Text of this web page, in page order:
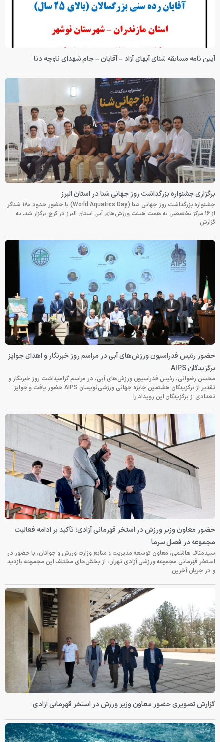
آیین نامه مسابقه شنای آبهای آزاد – آقایان – جام شهدای ناوچه دنا
برگزاری جشنواره بزرگداشت روز جهانی شنا در استان البرز
جشنواره بزرگداشت روز جهانی شنا (World Aquatics Day) با حضور حدود ۱۸۰ شناگر
از ۱۶ مرکز تخصصی به همت هیئت ورزش‌های آبی استان البرز در کرج برگزار شد. به
گزارش
حضور رئیس فدراسیون ورزش‌های آبی در مراسم روز خبرنگار و اهدای جوایز
برگزیدگان AIPS
محسن رضوانی، رئیس فدراسیون ورزش‌های آبی، در مراسم گرامیداشت روز خبرنگار و
تقدیر از برگزیدگان هشتمین جایزه جهانی ورزشی‌نویسان AIPS حضور یافت و جوایز
تعدادی از برگزیدگان این رویداد را
حضور معاون وزیر ورزش در استخر قهرمانی آزادی؛ تأکید بر ادامه فعالیت
مجموعه در فصل سرما
سیدمناف هاشمی، معاون توسعه مدیریت و منابع وزارت ورزش و جوانان، با حضور در
استخر قهرمانی مجموعه ورزشی آزادی تهران، از بخش‌های مختلف این مجموعه بازدید
و در جریان آخرین
گزارش تصویری حضور معاون وزیر ورزش در استخر قهرمانی آزادی